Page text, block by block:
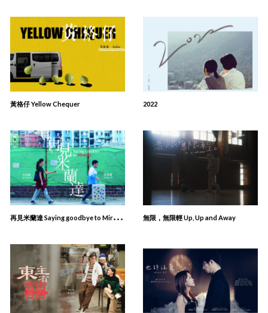
黃格仔 Yellow Chequer 2022
再
見米蘭達 Saying goodbye to Miranda 無限，無限輕 Up, Up and Away